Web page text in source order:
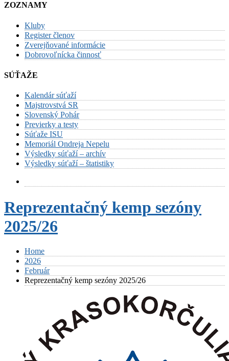
ZOZNAMY
Kluby
Register členov
Zverejňované informácie
Dobrovoľnícka činnosť
SÚŤAŽE
Kalendár súťaží
Majstrovstvá SR
Slovenský Pohár
Previerky a testy
Súťaže ISU
Memoriál Ondreja Nepelu
Výsledky súťaží – archív
Výsledky súťaží – štatistiky
Reprezentačný kemp sezóny
2025/26
Home
2026
Február
Reprezentačný kemp sezóny 2025/26